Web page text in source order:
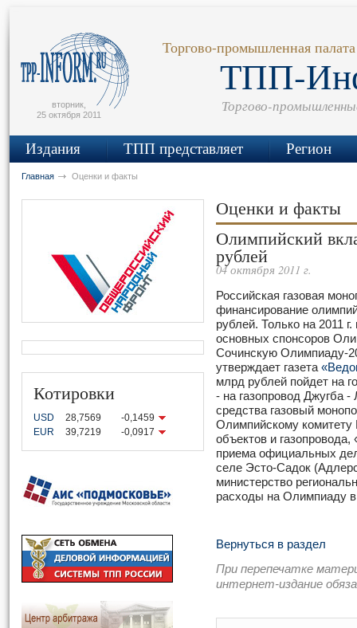
вторник,
25 октября 2011
Торгово-промышленная
ТПП-
Торгово-
Издания ТПП представляет Регион
Главная Оценки и факты
Котировки
USD 28,7569
-0,1459
EUR
39,7219 -0,0917
Оценки и факты
Олимпийский
рублей
04 октября 2011 г.
Российская газовая
финансирование
рублей. Только на 2011
основных спонсоров
Сочинскую Олимпиаду-
утверждает газета
млрд рублей пойдет на
- на газопровод Джугба
средства газовый
Олимпийскому
объектов и
приема официальных
селе Эсто-Садок
министерство
расходы на Олимпиаду
Вернуться в раздел
При перепечатке
интернет-издание